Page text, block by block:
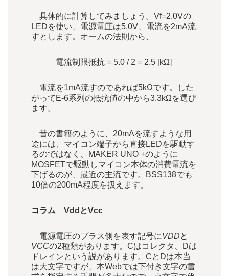
具体的に計算してみましょう。Vf=2.0Vの
LEDを使い、電源電圧は5.0V、電流を2mA流
すとします。オームの法則から、
電流制限抵抗 = 5.0 / 2 = 2.5 [kΩ]
電流を1mA流すのであれば5kΩです。した
がってE-6系列の抵抗値の中から3.3kΩを選び
ます。
昔の書籍のように、20mAを流すような用
途には、マイコン端子から直接LEDを駆動す
るのではなく、MAKER UNO +のように
MOSFETで駆動しマイコン本体の消費電流を
下げるのが、最近の主流です。BSS138でも
10倍の200mA程度を扱えます。
コラム VddとVcc
電源電圧のプラス側を表す記号にVDDと
VCCの2種類があります。Cはコレクタ、Dは
ドレインという説があります。CとDは本当
は大文字ですが、本Webでは下付き文字の書